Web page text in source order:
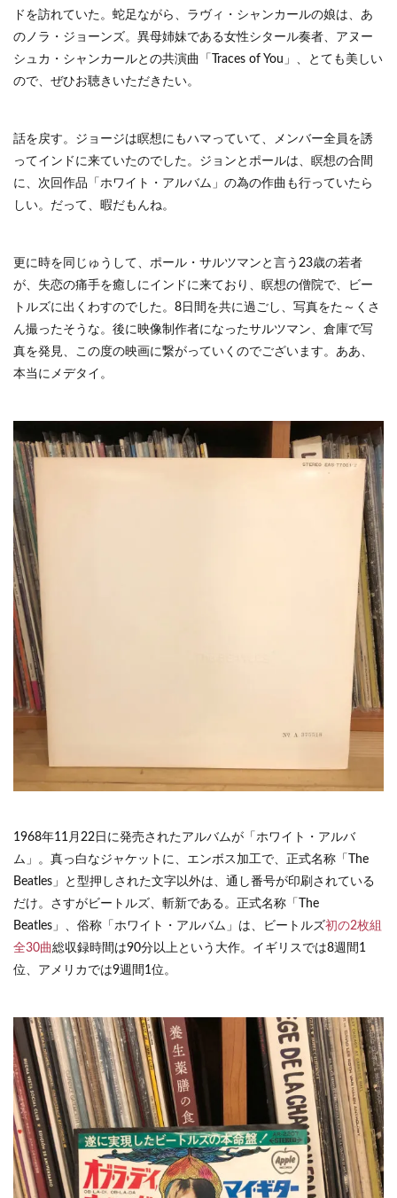
ドを訪れていた。蛇足ながら、ラヴィ・シャンカールの娘は、あ
のノラ・ジョーンズ。異母姉妹である女性シタール奏者、アヌー
シュカ・シャンカールとの共演曲「Traces of You」、とても美しい
ので、ぜひお聴きいただきたい。
話を戻す。ジョージは瞑想にもハマっていて、メンバー全員を誘
ってインドに来ていたのでした。ジョンとポールは、瞑想の合間
に、次回作品「ホワイト・アルバム」の為の作曲も行っていたら
しい。だって、暇だもんね。
更に時を同じゅうして、ポール・サルツマンと言う23歳の若者
が、失恋の痛手を癒しにインドに来ており、瞑想の僧院で、ビー
トルズに出くわすのでした。8日間を共に過ごし、写真をた～くさ
ん撮ったそうな。後に映像制作者になったサルツマン、倉庫で写
真を発見、この度の映画に繋がっていくのでございます。ああ、
本当にメデタイ。
1968年11月22日に発売されたアルバムが「ホワイト・アルバ
ム」。真っ白なジャケットに、エンボス加工で、正式名称「The
Beatles」と型押しされた文字以外は、通し番号が印刷されている
だけ。さすがビートルズ、斬新である。正式名称「The
Beatles」、俗称「ホワイト・アルバム」は、ビートルズ初の2枚組
全30曲総収録時間は90分以上という大作。イギリスでは8週間1
位、アメリカでは9週間1位。